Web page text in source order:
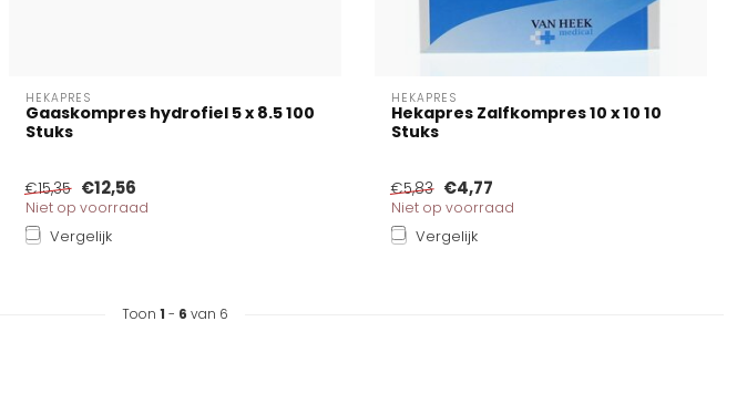
HEKAPRES
Gaaskompres hydrofiel 5 x 8.5 100
Stuks
€15,35 €12,56
Niet op voorraad
Vergelijk
HEKAPRES
Hekapres Zalfkompres 10 x 10 10
Stuks
€5,83 €4,77
Niet op voorraad
Vergelijk
Toon 1 - 6 van 6